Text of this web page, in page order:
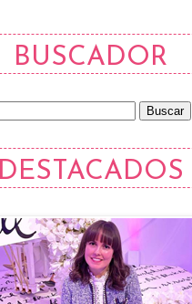
BUSCADOR
DESTACADOS